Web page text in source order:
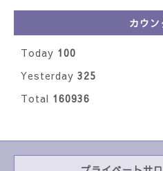
カウン
Today 100
Yesterday 325
Total 160936